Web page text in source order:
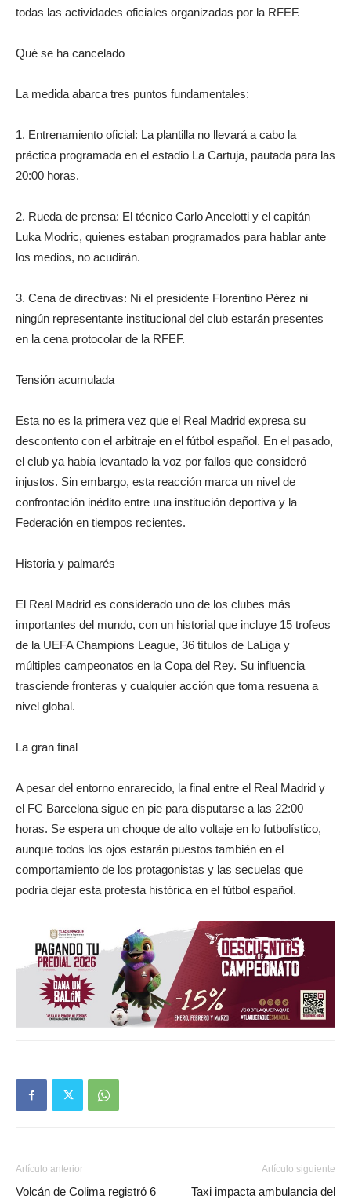
todas las actividades oficiales organizadas por la RFEF.
Qué se ha cancelado
La medida abarca tres puntos fundamentales:
1. Entrenamiento oficial: La plantilla no llevará a cabo la
práctica programada en el estadio La Cartuja, pautada para las
20:00 horas.
2. Rueda de prensa: El técnico Carlo Ancelotti y el capitán
Luka Modric, quienes estaban programados para hablar ante
los medios, no acudirán.
3. Cena de directivas: Ni el presidente Florentino Pérez ni
ningún representante institucional del club estarán presentes
en la cena protocolar de la RFEF.
Tensión acumulada
Esta no es la primera vez que el Real Madrid expresa su
descontento con el arbitraje en el fútbol español. En el pasado,
el club ya había levantado la voz por fallos que consideró
injustos. Sin embargo, esta reacción marca un nivel de
confrontación inédito entre una institución deportiva y la
Federación en tiempos recientes.
Historia y palmarés
El Real Madrid es considerado uno de los clubes más
importantes del mundo, con un historial que incluye 15 trofeos
de la UEFA Champions League, 36 títulos de LaLiga y
múltiples campeonatos en la Copa del Rey. Su influencia
trasciende fronteras y cualquier acción que toma resuena a
nivel global.
La gran final
A pesar del entorno enrarecido, la final entre el Real Madrid y
el FC Barcelona sigue en pie para disputarse a las 22:00
horas. Se espera un choque de alto voltaje en lo futbolístico,
aunque todos los ojos estarán puestos también en el
comportamiento de los protagonistas y las secuelas que
podría dejar esta protesta histórica en el fútbol español.
Artículo anterior
Volcán de Colima registró 6
Artículo siguiente
Taxi impacta ambulancia del